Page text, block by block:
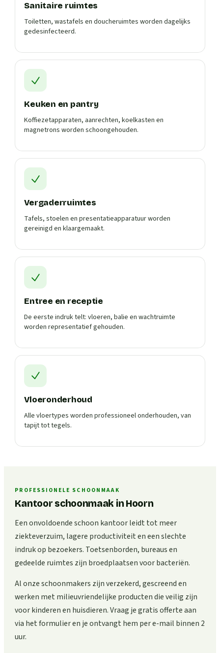
Sanitaire ruimtes
Toiletten, wastafels en doucheruimtes worden dagelijks
gedesinfecteerd.
Keuken en pantry
Koffiezetapparaten, aanrechten, koelkasten en
magnetrons worden schoongehouden.
Vergaderruimtes
Tafels, stoelen en presentatieapparatuur worden
gereinigd en klaargemaakt.
Entree en receptie
De eerste indruk telt: vloeren, balie en wachtruimte
worden representatief gehouden.
Vloeronderhoud
Alle vloertypes worden professioneel onderhouden, van
tapijt tot tegels.
PROFESSIONELE SCHOONMAAK
Kantoor schoonmaak in Hoorn
Een onvoldoende schoon kantoor leidt tot meer
ziekteverzuim, lagere productiviteit en een slechte
indruk op bezoekers. Toetsenborden, bureaus en
gedeelde ruimtes zijn broedplaatsen voor bacteriën.
Al onze schoonmakers zijn verzekerd, gescreend en
werken met milieuvriendelijke producten die veilig zijn
voor kinderen en huisdieren. Vraag je gratis offerte aan
via het formulier en je ontvangt hem per e-mail binnen 2
uur.